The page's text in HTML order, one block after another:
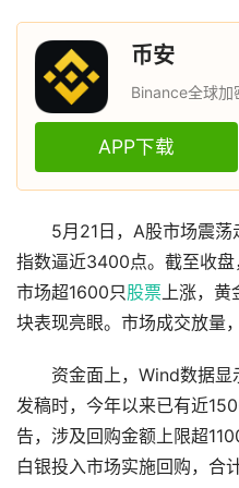
币安
Binance全球加
APP下载
5月21日，A股市场震荡
指数逼近3400点。截至收
市场超1600只股票 上涨，
块表现亮眼。市场成交放量
资金面上，Wind数据显
发稿时，今年以来已有近
告，涉及回购金额上限超
白银投入市场实施回购，合